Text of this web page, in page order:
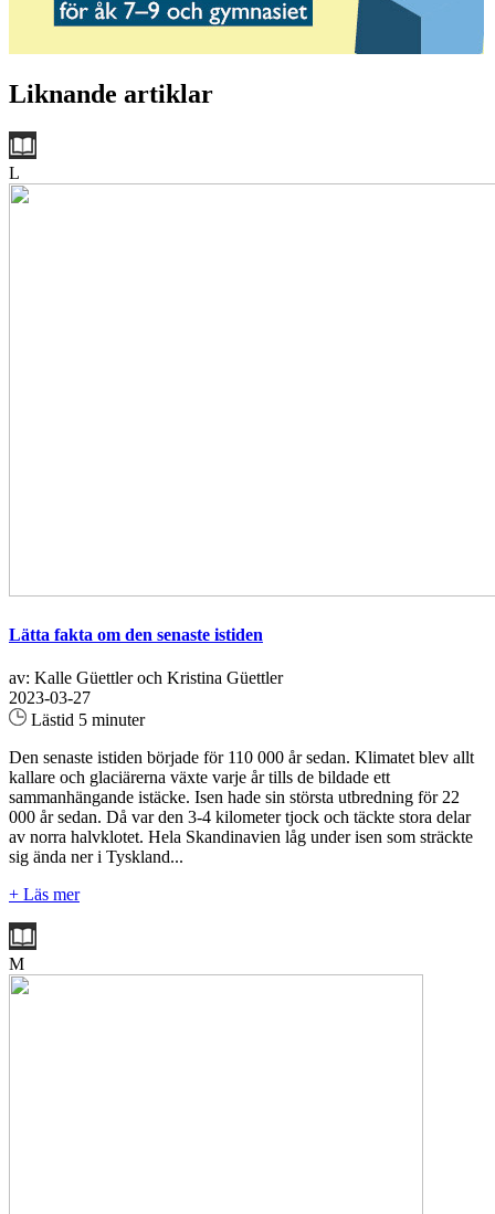
Liknande artiklar
L
Lätta fakta om den senaste istiden
av: Kalle Güettler och Kristina Güettler
2023-03-27
Lästid 5 minuter
Den senaste istiden började för 110 000 år sedan. Klimatet blev allt
kallare och glaciärerna växte varje år tills de bildade ett
sammanhängande istäcke. Isen hade sin största utbredning för 22
000 år sedan. Då var den 3-4 kilometer tjock och täckte stora delar
av norra halvklotet. Hela Skandinavien låg under isen som sträckte
sig ända ner i Tyskland...
+ Läs mer
M